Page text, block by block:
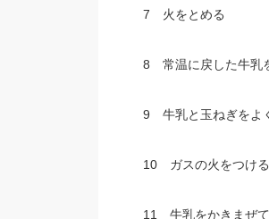
7 火をとめる
8 常温に戻した牛乳
9 牛乳と玉ねぎをよ
10 ガスの火をつけ
11 牛乳をかきまぜて